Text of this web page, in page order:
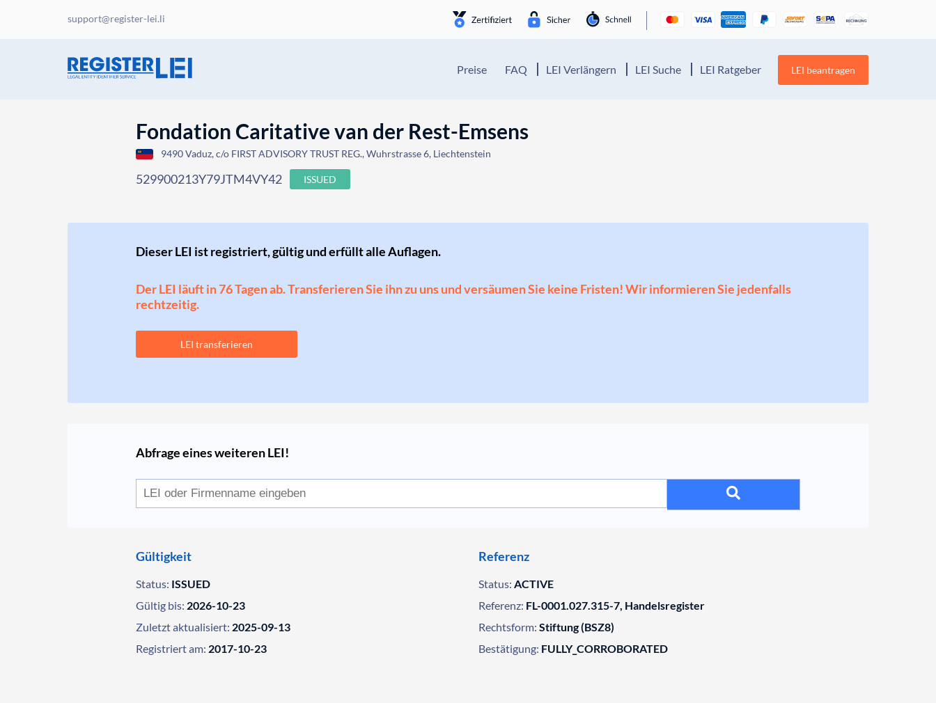
support@register-lei.li
Preise FAQ LEI Verlängern LEI Suche LEI Ratgeber LEI beantragen
Fondation Caritative van der Rest-Emsens
9490 Vaduz, c/o FIRST ADVISORY TRUST REG., Wuhrstrasse 6, Liechtenstein
529900213Y79JTM4VY42 ISSUED
Dieser LEI ist registriert, gültig und erfüllt alle Auflagen.
Der LEI läuft in 76 Tagen ab. Transferieren Sie ihn zu uns und versäumen Sie keine Fristen! Wir informieren Sie jedenfalls
rechtzeitig.
LEI transferieren
Abfrage eines weiteren LEI!
Gültigkeit
Status: ISSUED
Gültig bis: 2026-10-23
Zuletzt aktualisiert: 2025-09-13
Registriert am: 2017-10-23
Referenz
Status: ACTIVE
Referenz: FL-0001.027.315-7, Handelsregister
Rechtsform: Stiftung (BSZ8)
Bestätigung: FULLY_CORROBORATED